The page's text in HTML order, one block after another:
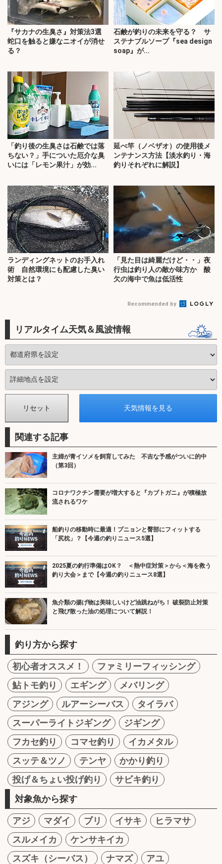
『サカナの生臭さ』対策法3選
蛇口を触ると嫌なニオイが消せ
る？
石鹸が釣りの未来を守る？ サ
ステナブルソープ『sea design
soap』が...
「釣り後の生臭さは石鹸では落
ちない？」手についた厄介な臭
いには「レモン果汁」が効...
延べ竿（ノベザオ）の使用後メ
ンテナンス方法【淡水釣り・海
釣りそれぞれに解説】
ランディングネットのお手入れ
術 自然環境にも配慮した臭い
対策とは？
「見た目は綺麗だけど・・」夜
行虫は釣り人の敵か味方か 酸
欠の海中で魚は低活性
Recommended by
リアルタイム天気＆風波情報
関連する記事
主婦が青イソメを飼育してみた 不吉な予感がついに的中
（第3回）
コロナワクチン需要が増大すると『カブトガニ』が積極放
流されるワケ
船釣りの移動時に最適！プニョンと臀部にフィットする
「尻枕」？【今週の釣りニュース5選】
2025夏の釣行準備はOK？ ＜熱中症対策＞から＜海を救う
釣り大会＞まで【今週の釣りニュース8選】
魚介類の揚げ物は美味しいけど油跳ねがち！ 破裂防止対策
と飛び散った油の処理について解説！
釣り方から探す
初心者オススメ！
ファミリーフィッシング
鮎トモ釣り
エギング
メバリング
アジング
ルアーシーバス
タイラバ
スーパーライトジギング
ジギング
フカセ釣り
コマセ釣り
イカメタル
スッテ＆ツノ
テンヤ
かかり釣り
投げ＆ちょい投げ釣り
サビキ釣り
対象魚から探す
アジ マダイ ブリ イサキ
ヒラマサ
スルメイカ
ケンサキイカ
スズキ（シーバス）
ナマズ
アユ